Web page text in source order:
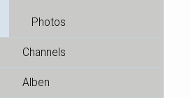
Photos
Channels
Alben